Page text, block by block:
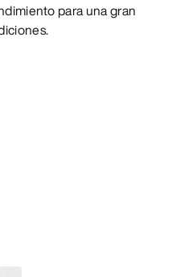
para una gran